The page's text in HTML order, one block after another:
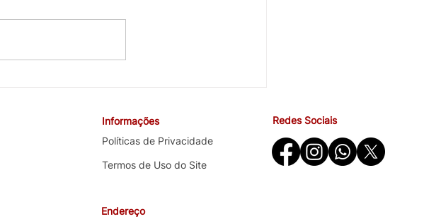
com o Santander
Informações
Políticas de Privacidade
Termos de Uso do Site
Redes Sociais
Endereço